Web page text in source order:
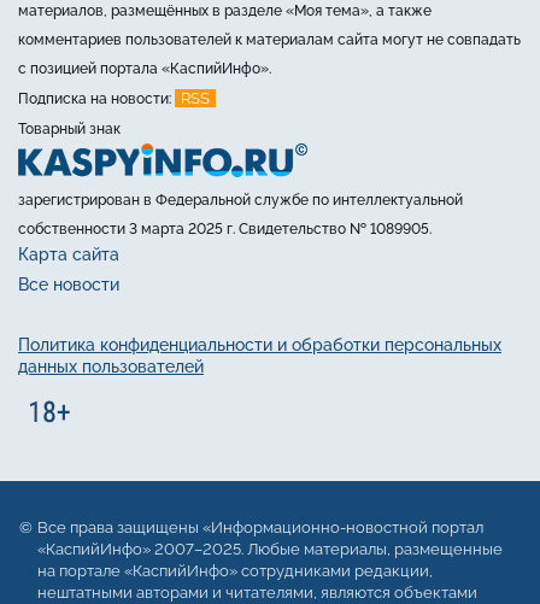
материалов, размещённых в разделе «Моя тема», а также
комментариев пользователей к материалам сайта могут не совпадать
с позицией портала «КаспийИнфо».
Подписка на новости:
RSS
Товарный знак
зарегистрирован в Федеральной службе по интеллектуальной
собственности 3 марта 2025 г. Свидетельство № 1089905.
Карта сайта
Все новости
Политика конфиденциальности и обработки персональных
данных пользователей
Все права защищены «Информационно-новостной портал
«КаспийИнфо» 2007–2025. Любые материалы, размещенные
на портале «КаспийИнфо» сотрудниками редакции,
нештатными авторами и читателями, являются объектами